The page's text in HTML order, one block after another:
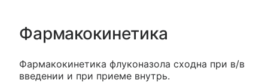
Фармакокинетика
Фармакокинетика флуконазола сходна при в/в
введении и при приеме внутрь.